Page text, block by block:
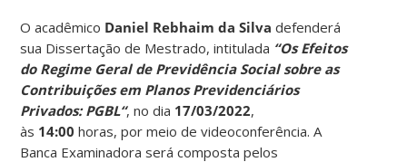
O acadêmico Daniel Rebhaim da Silva defenderá
sua Dissertação de Mestrado, intitulada “Os Efeitos
do Regime Geral de Previdência Social sobre as
Contribuições em Planos Previdenciários
Privados: PGBL“, no dia 17/03/2022,
às 14:00 horas, por meio de videoconferência. A
Banca Examinadora será composta pelos